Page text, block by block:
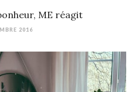
ME réagit
2016